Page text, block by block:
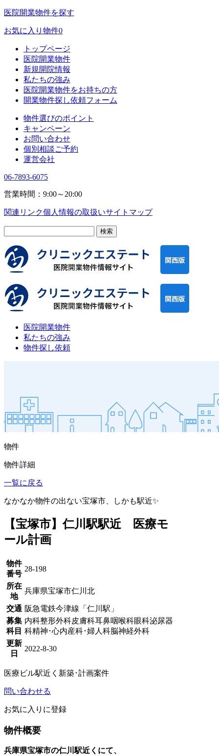
医院開業物件を探す
お気に入り物件0
トップページ
医院開業物件
新規開院情報
私たちの強み
医院開業物件をお持ちの方
開業物件探し依頼フォーム
物件選びのポイント
キャンペーン
お問い合わせ
個別相談ご予約
運営会社
06-7893-6075
営業時間：9:00～20:00
関連リンク個人情報の取扱いサイトマップ
医院開業物件
私たちの強み
物件探し依頼
物件
物件詳細
一覧に戻る
なかなか物件の出ない宝塚市、しかも駅近✨
【宝塚市】仁川駅駅近 医療モ
ール計画
物件
番号
28-198
所在
地
兵庫県宝塚市仁川北
交通 阪急電鉄今津線「仁川駅」
募集
科目
内科整形外科皮膚科耳鼻咽喉科眼科泌尿器
科精神･心内産科･婦人科脳神経外科
更新
日
2022-8-30
医療ビル駅近く 新築･計画案件
問い合わせる
お気に入りに登録
物件概要
兵庫県宝塚市の仁川駅近くにて、